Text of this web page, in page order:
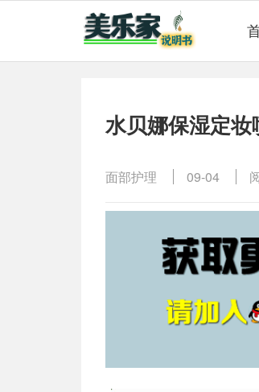
水贝娜保湿定妆
面部护理 09-04